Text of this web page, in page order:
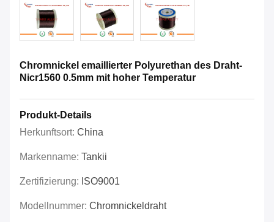
Chromnickel emaillierter Polyurethan des Draht-
Nicr1560 0.5mm mit hoher Temperatur
Produkt-Details
Herkunftsort: China
Markenname: Tankii
Zertifizierung: ISO9001
Modellnummer: Chromnickeldraht